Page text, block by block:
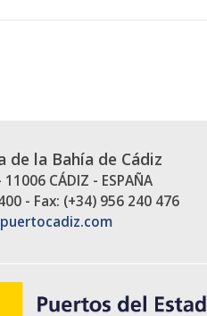
la Bahía de Cádiz
CÁDIZ - ESPAÑA
- Fax: (+34) 956 240 476